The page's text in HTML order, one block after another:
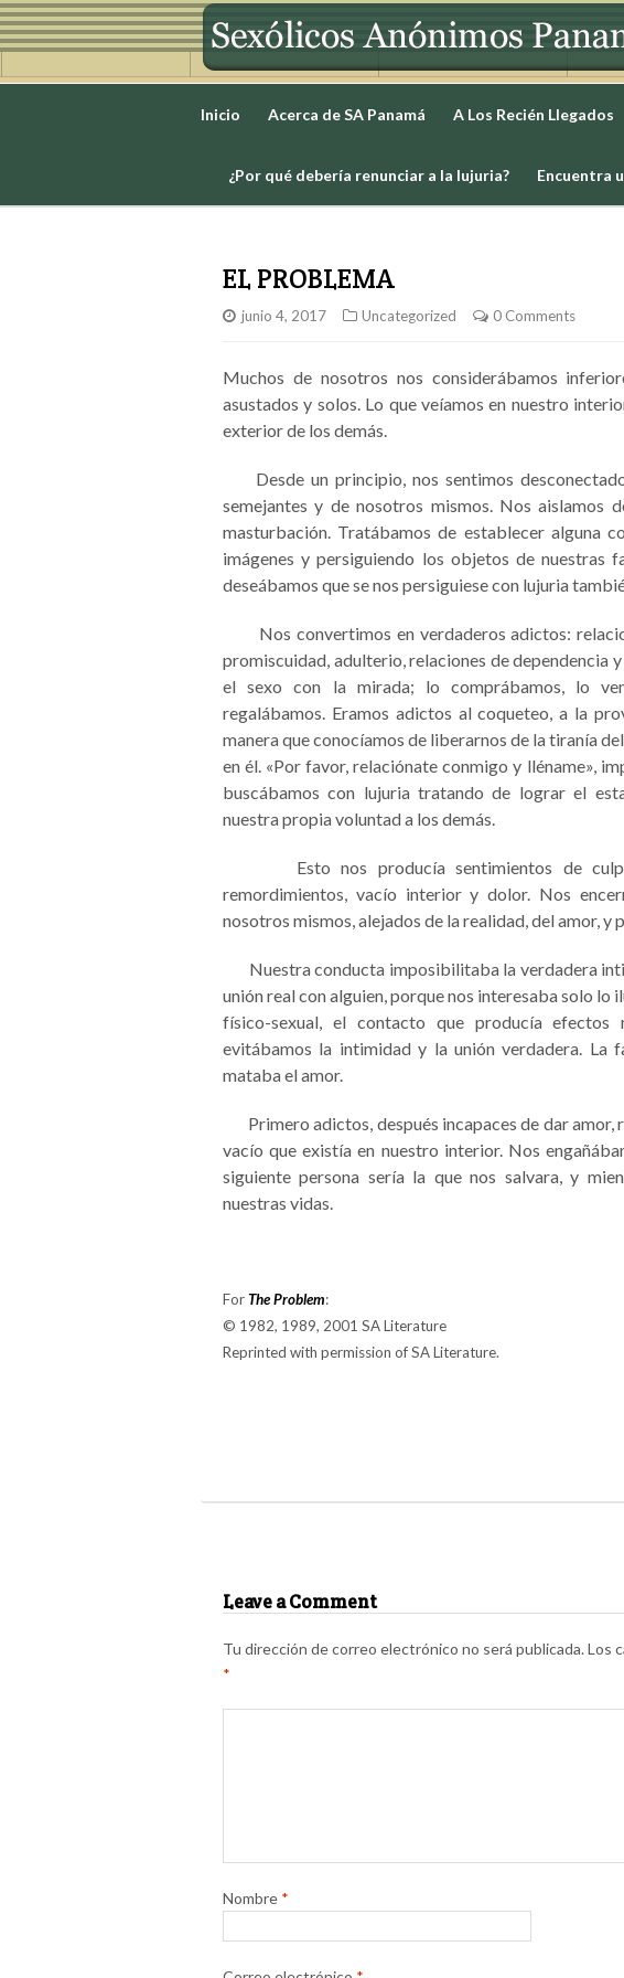
Inicio Acerca de SA Panamá A Los Recién Llegados
¿Por qué debería renunciar a la lujuria? Encuentra
EL PROBLEMA
junio 4, 2017 Uncategorized 0 Comments
Muchos de nosotros nos considerábamos
asustados y solos. Lo que veíamos en nuestro
exterior de los demás.
Desde un principio, nos sentimos
semejantes y de nosotros mismos. Nos aislamos
masturbación. Tratábamos de establecer alguna
imágenes y persiguiendo los objetos de nuestras
deseábamos que se nos persiguiese con lujuria
Nos convertimos en verdaderos adictos:
promiscuidad, adulterio, relaciones de dependencia
el sexo con la mirada; lo comprábamos, lo
regalábamos. Eramos adictos al coqueteo, a la
manera que conocíamos de liberarnos de la tiranía
en él. «Por favor, relaciónate conmigo y lléname»,
buscábamos con lujuria tratando de lograr el
nuestra propia voluntad a los demás.
Esto nos producía sentimientos de
remordimientos, vacío interior y dolor. Nos
nosotros mismos, alejados de la realidad, del amor, y
Nuestra conducta imposibilitaba la verdadera
unión real con alguien, porque nos interesaba solo lo
físico-sexual, el contacto que producía efectos
evitábamos la intimidad y la unión verdadera. La
mataba el amor.
Primero adictos, después incapaces de dar amor,
vacío que existía en nuestro interior. Nos
siguiente persona sería la que nos salvara, y
nuestras vidas.
ForThe Problem:
© 1982, 1989, 2001 SA Literature
Reprinted with permission of SA Literature.
Leave a Comment
Tu dirección de correo electrónico no será publicada.Los
*
Nombre *